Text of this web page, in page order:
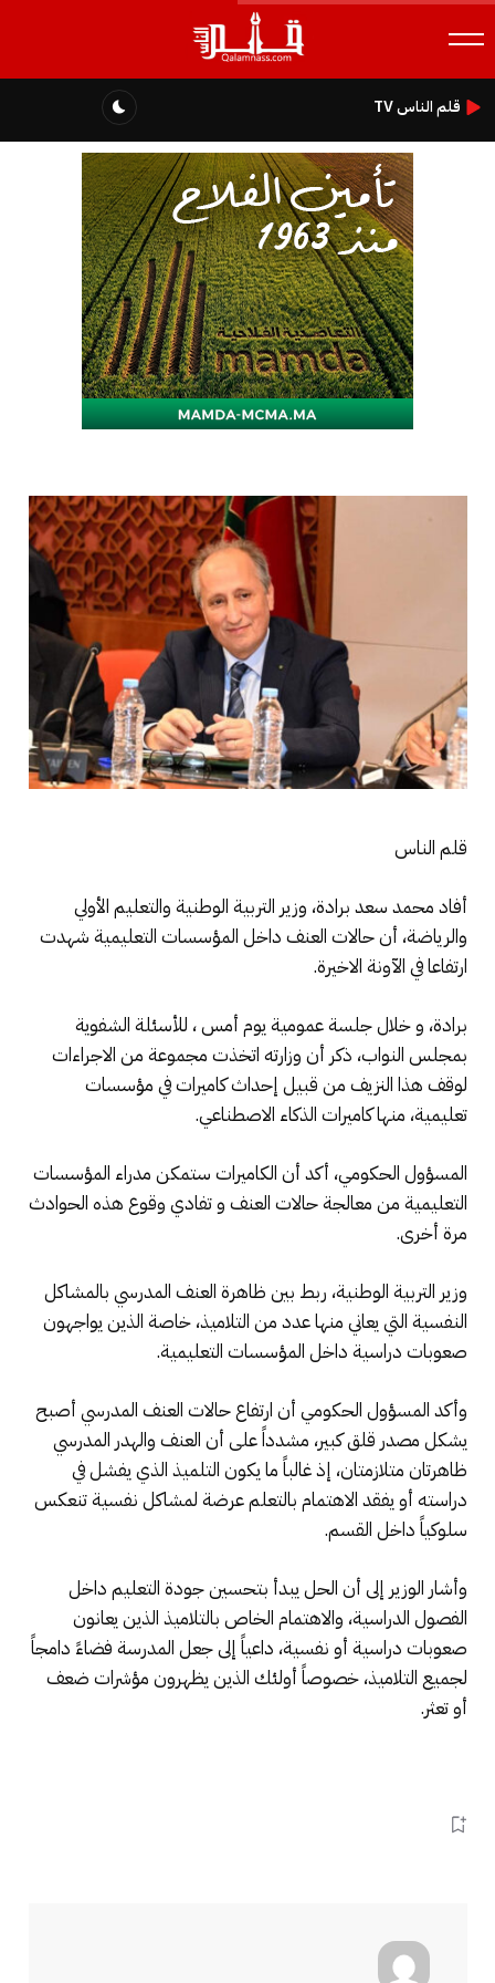
قلم الناس TV
قلم الناس
أفاد محمد سعد برادة، وزير التربية الوطنية والتعليم الأولي
والرياضة، أن حالات العنف داخل المؤسسات التعليمية شهدت
ارتفاعا في الآونة الاخيرة.
برادة، و خلال جلسة عمومية يوم أمس ، للأسئلة الشفوية
بمجلس النواب، ذكر أن وزارته اتخذت مجموعة من الاجراءات
لوقف هذا النزيف من قبيل إحداث كاميرات في مؤسسات
تعليمية، منها كاميرات الذكاء الاصطناعي.
المسؤول الحكومي، أكد أن الكاميرات ستمكن مدراء المؤسسات
التعليمية من معالجة حالات العنف و تفادي وقوع هذه الحوادث
مرة أخرى.
وزير التربية الوطنية، ربط بين ظاهرة العنف المدرسي بالمشاكل
النفسية التي يعاني منها عدد من التلاميذ، خاصة الذين يواجهون
صعوبات دراسية داخل المؤسسات التعليمية.
وأكد المسؤول الحكومي أن ارتفاع حالات العنف المدرسي أصبح
يشكل مصدر قلق كبير، مشدداً على أن العنف والهدر المدرسي
ظاهرتان متلازمتان، إذ غالباً ما يكون التلميذ الذي يفشل في
دراسته أو يفقد الاهتمام بالتعلم عرضة لمشاكل نفسية تنعكس
سلوكياً داخل القسم.
وأشار الوزير إلى أن الحل يبدأ بتحسين جودة التعليم داخل
الفصول الدراسية، والاهتمام الخاص بالتلاميذ الذين يعانون
صعوبات دراسية أو نفسية، داعياً إلى جعل المدرسة فضاءً دامجاً
لجميع التلاميذ، خصوصاً أولئك الذين يظهرون مؤشرات ضعف
أو تعثر.